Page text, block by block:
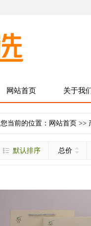
网站首页 关于我
您当前的位置： 网站首页 >>
默认排序 总价